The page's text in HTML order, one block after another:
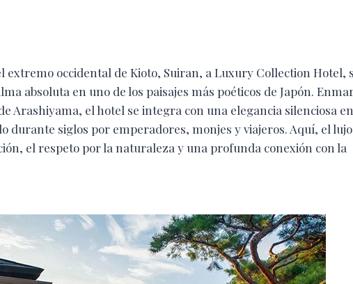
extremo occidental de Kioto, Suiran, a Luxury Collection Hotel,
absoluta en uno de los paisajes más poéticos de Japón.
Arashiyama, el hotel se integra con una elegancia silenciosa
durante siglos por emperadores, monjes y viajeros. Aquí, el lujo
el respeto por la naturaleza y una profunda conexión con la